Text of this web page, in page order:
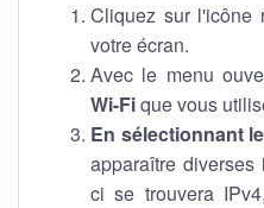
Cliquez sur l'icône
votre écran.
Avec le menu
Wi-Fique vous
En sélectionnant
apparaître
ci se trouvera